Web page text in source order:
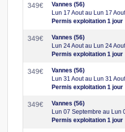
349€
Vannes (56)
Lun 17 Aout au Lun 17
Permis exploitation 1 jour
349€
Vannes (56)
Lun 24 Aout au Lun 24
Permis exploitation 1 jour
349€
Vannes (56)
Lun 31 Aout au Lun 31
Permis exploitation 1 jour
349€
Vannes (56)
Lun 07 Septembre au Lun
Permis exploitation 1 jour